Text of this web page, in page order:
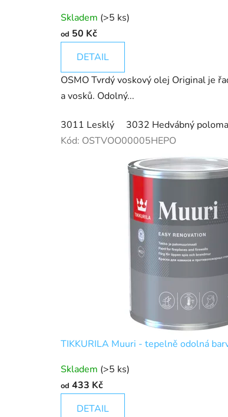
Skladem (>5 ks)
od 50 Kč
DETAIL
OSMO Tvrdý voskový olej Original je
a vosků. Odolný...
3011 Lesklý 3032 Hedvábný
Kód: OSTVOO00005HEPO
TIKKURILA Muuri - tepelně odolná
Skladem (>5 ks)
od 433 Kč
DETAIL